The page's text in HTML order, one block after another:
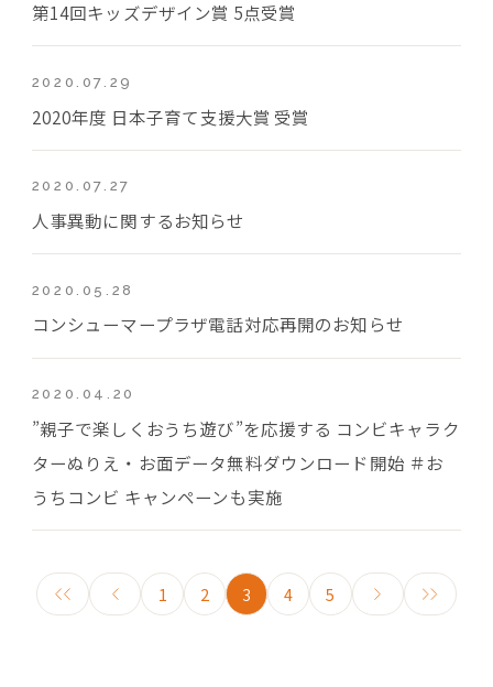
第14回キッズデザイン賞 5点受賞
2020.07.29
2020年度 日本子育て支援大賞 受賞
2020.07.27
人事異動に関するお知らせ
2020.05.28
コンシューマープラザ電話対応再開のお知らせ
2020.04.20
”親子で楽しくおうち遊び”を応援する コンビキャラク
ターぬりえ・お面データ無料ダウンロード開始 ＃お
うちコンビ キャンペーンも実施
1 2 3 4 5